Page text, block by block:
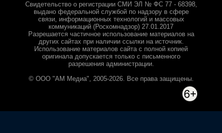
Свидетельство о регистрации СМИ ЭЛ № ФС 77 - 68398,
выдано федеральной службой по надзору в сфере
связи, информационных технологий и массовых
коммуникаций (Роскомнадзор) 27.01.2017
Разрешается частичное использование материалов на
других сайтах при наличии ссылки на источник.
Использование материалов сайта с полной копией
оригинала допускается только с письменного
разрешения администрации.
© ООО "АМ Медиа", 2005-2026. Все права защищены.